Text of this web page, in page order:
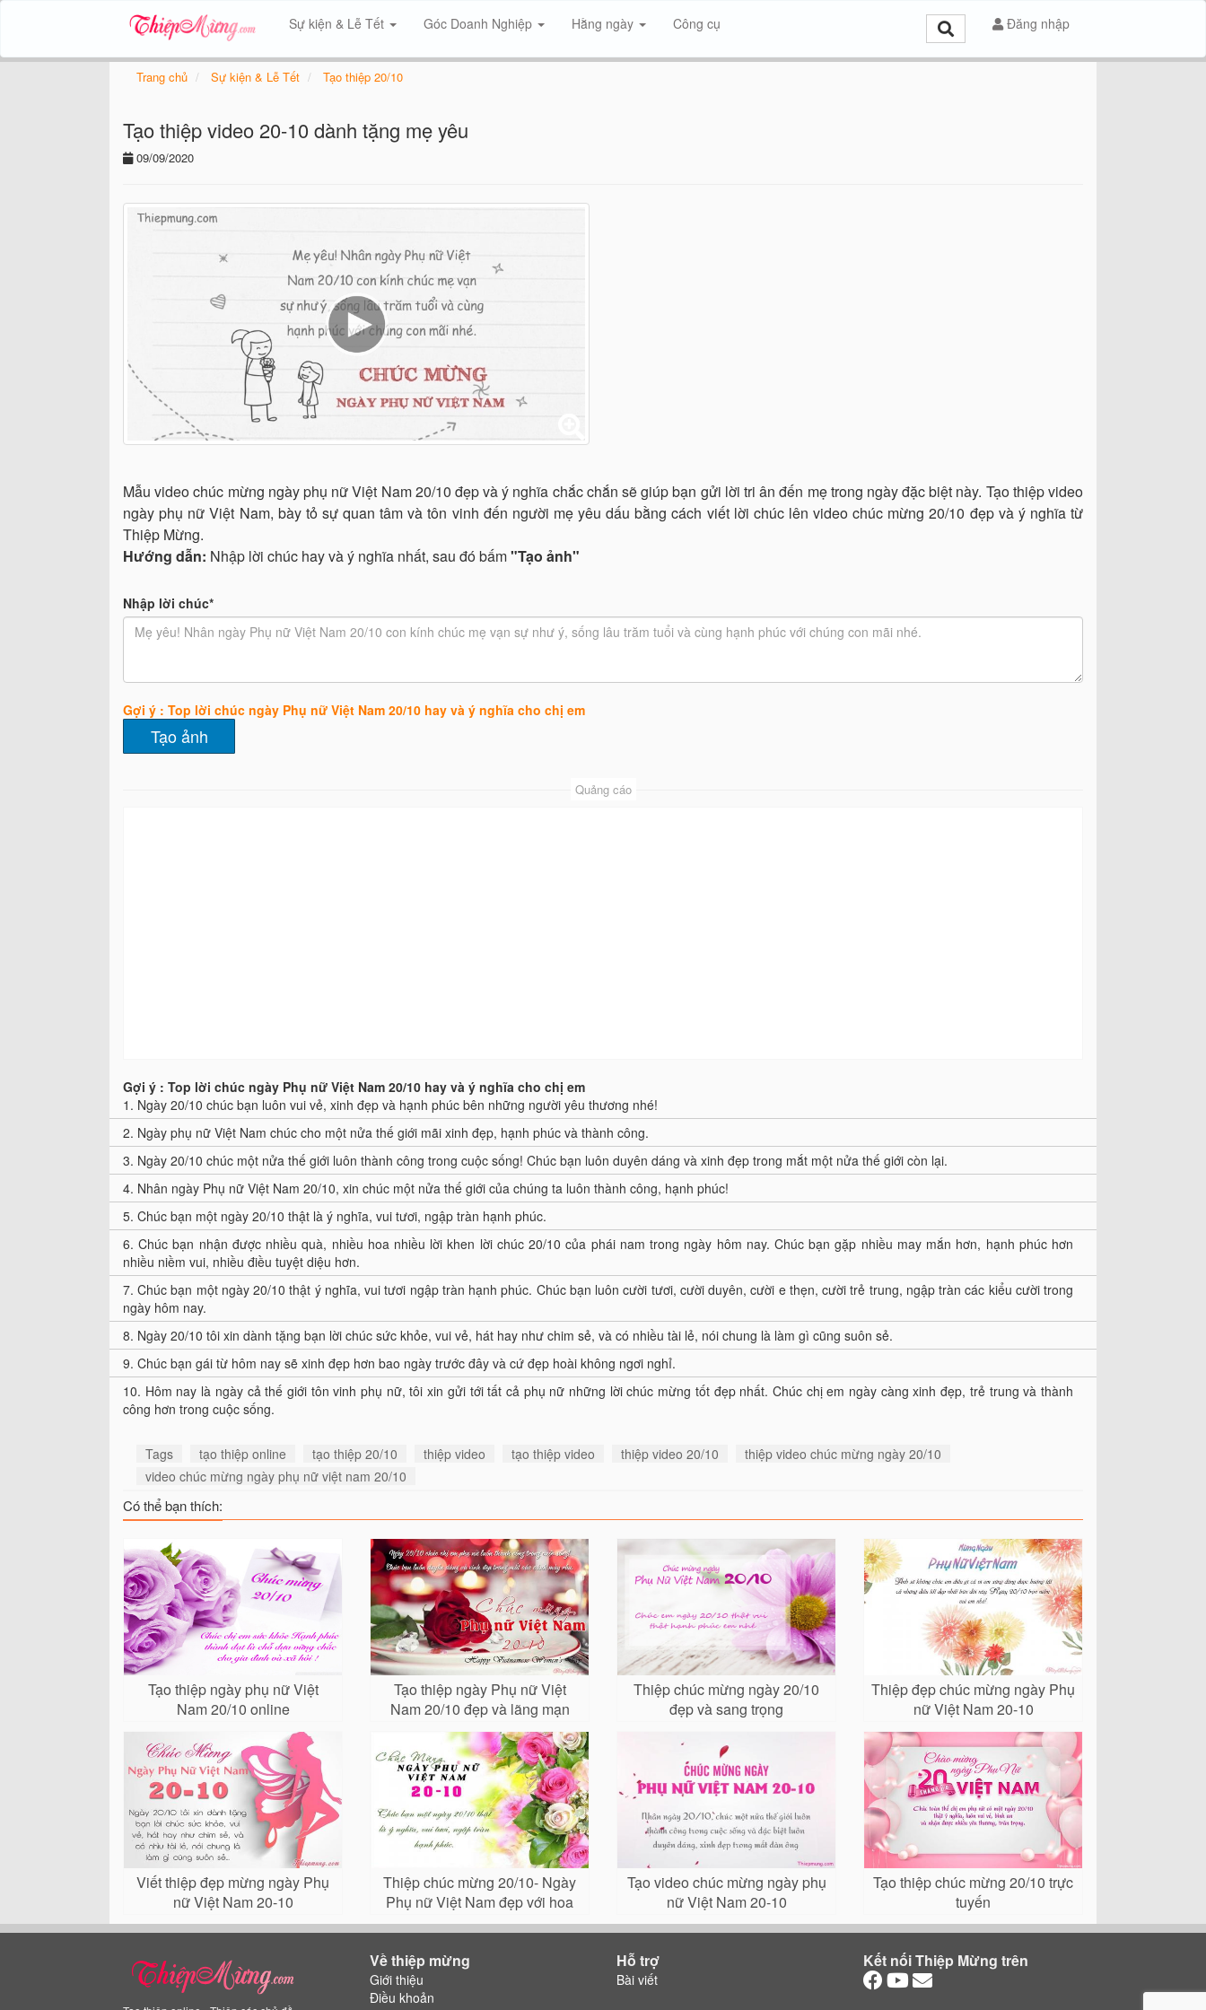
Sự kiện & Lễ Tết Góc Doanh Nghiệp Hằng ngày Công cụ Đăng nhập
Trang chủ Sự kiện & Lễ Tết Tạo thiệp 20/10
Tạo thiệp video 20-10 dành tặng mẹ yêu
09/09/2020
Mẫu video chúc mừng ngày phụ nữ Việt Nam 20/10 đẹp và ý nghĩa chắc chắn sẽ giúp bạn gửi lời tri ân đến mẹ trong ngày đặc biệt này. Tạo thiệp video
ngày phụ nữ Việt Nam, bày tỏ sự quan tâm và tôn vinh đến người mẹ yêu dấu bằng cách viết lời chúc lên video chúc mừng 20/10 đẹp và ý nghĩa từ
Thiệp Mừng.
Hướng dẫn: Nhập lời chúc hay và ý nghĩa nhất, sau đó bấm"Tạo ảnh"
Nhập lời chúc*
Gợi ý : Top lời chúc ngày Phụ nữ Việt Nam 20/10 hay và ý nghĩa cho chị em
Quảng cáo
Gợi ý : Top lời chúc ngày Phụ nữ Việt Nam 20/10 hay và ý nghĩa cho chị em
1. Ngày 20/10 chúc bạn luôn vui vẻ, xinh đẹp và hạnh phúc bên những người yêu thương nhé!
2. Ngày phụ nữ Việt Nam chúc cho một nửa thế giới mãi xinh đẹp, hạnh phúc và thành công.
3. Ngày 20/10 chúc một nửa thế giới luôn thành công trong cuộc sống! Chúc bạn luôn duyên dáng và xinh đẹp trong mắt một nửa thế giới còn lại.
4. Nhân ngày Phụ nữ Việt Nam 20/10, xin chúc một nửa thế giới của chúng ta luôn thành công, hạnh phúc!
5. Chúc bạn một ngày 20/10 thật là ý nghĩa, vui tươi, ngập tràn hạnh phúc.
6.Chúc bạn nhận được nhiều quà, nhiều hoa nhiều lời khen lời chúc 20/10 của phái nam trong ngày hôm nay. Chúc bạn gặp nhiều may mắn hơn, hạnh phúc hơn
nhiều niềm vui, nhiều điều tuyệt diệu hơn.
7.Chúc bạn một ngày 20/10 thật ý nghĩa, vui tươi ngập tràn hạnh phúc. Chúc bạn luôn cười tươi, cười duyên, cười e thẹn, cười trẻ trung, ngập tràn các kiểu cười trong
ngày hôm nay.
8. Ngày 20/10 tôi xin dành tặng bạn lời chúc sức khỏe, vui vẻ, hát hay như chim sẻ, và có nhiều tài lẻ, nói chung là làm gì cũng suôn sẻ.
9. Chúc bạn gái từ hôm nay sẽ xinh đẹp hơn bao ngày trư­ớc đây và cứ đẹp hoài không ngơi nghỉ.
10. Hôm nay là ngày cả thế giới tôn vinh phụ nữ, tôi xin gửi tới tất cả phụ nữ những lời chúc mừng tốt đẹp nhất. Chúc chị em ngày càng xinh đẹp, trẻ trung và thành
công hơn trong cuộc sống.
Tags tạo thiệp online tạo thiệp 20/10 thiệp video tạo thiệp video thiệp video 20/10
thiệp video chúc mừng ngày 20/10
video chúc mừng ngày phụ nữ việt nam 20/10
Có thể bạn thích:
Tạo thiệp ngày phụ nữ Việt
Nam 20/10 online
Tạo thiệp ngày Phụ nữ Việt
Nam 20/10 đẹp và lãng mạn
nhất
Thiệp chúc mừng ngày 20/10
đẹp và sang trọng
Thiệp đẹp chúc mừng ngày Phụ
nữ Việt Nam 20-10
Viết thiệp đẹp mừng ngày Phụ
nữ Việt Nam 20-10
Thiệp chúc mừng 20/10- Ngày
Phụ nữ Việt Nam đẹp với hoa
hồng
Tạo video chúc mừng ngày phụ
nữ Việt Nam 20-10
Tạo thiệp chúc mừng 20/10 trực
tuyến
Về thiệp mừng
Giới thiệu
Điều khoản
Hỗ trợ
Bài viết
Kết nối Thiệp Mừng trên